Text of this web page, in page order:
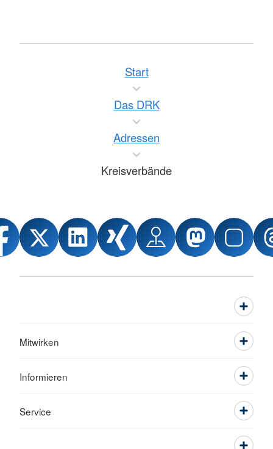
Start
Das DRK
Adressen
Kreisverbände
Mitwirken
Informieren
Service